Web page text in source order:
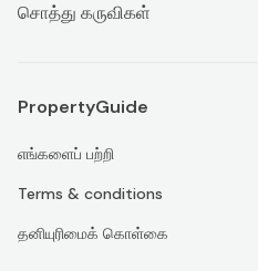
சொத்து கருவிகள்
PropertyGuide
எங்களைப் பற்றி
Terms & conditions
தனியுரிமைக் கொள்கை